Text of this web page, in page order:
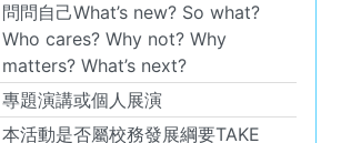
問問自己What’s new? So what?
Who cares? Why not? Why
matters? What’s next?
專題演講或個人展演
本活動是否屬校務發展綱要TAKE